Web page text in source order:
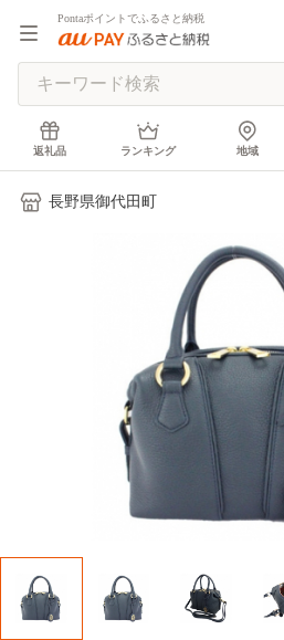
Pontaポイントでふるさと納税
返礼品 ランキング 地域
長野県御代田町